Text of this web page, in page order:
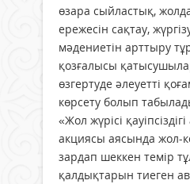
өзара сыйластық, жолда
ережесін сақтау,
мәдениетін арттыру
қозғалысы
өзгертуде әлеуетті
көрсету болып
«Жол жүрісі
акциясы аясында жол-
зардап шеккен темір
қалдықтарын тиеген